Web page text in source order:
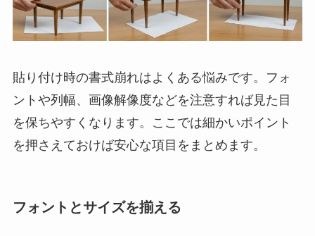
貼り付け時の書式崩れはよくある悩みです。フォ
ントや列幅、画像解像度などを注意すれば見た目
を保ちやすくなります。ここでは細かいポイント
を押さえておけば安心な項目をまとめます。
フォントとサイズを揃える